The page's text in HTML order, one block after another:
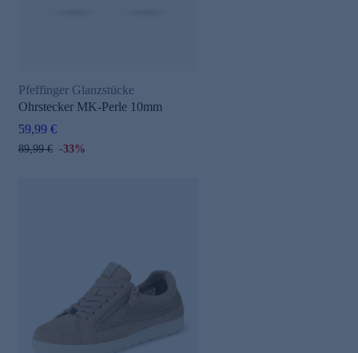
Pfeffinger Glanzstücke
Ohrstecker MK-Perle 10mm
59,99 €
89,99 € -33%